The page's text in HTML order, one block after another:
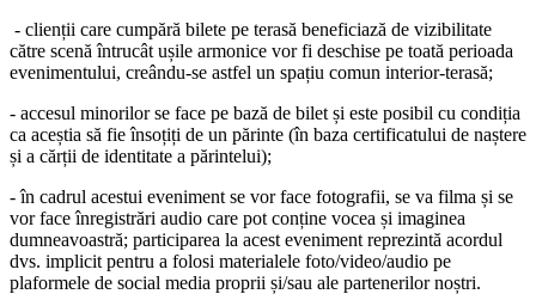
- clienții care cumpără bilete pe terasă beneficiază de vizibilitate
către scenă întrucât ușile armonice vor fi deschise pe toată perioada
evenimentului, creându-se astfel un spațiu comun interior-terasă;
- accesul minorilor se face pe bază de bilet și este posibil cu condiția
ca aceștia să fie însoțiți de un părinte (în baza certificatului de naștere
și a cărții de identitate a părintelui);
- în cadrul acestui eveniment se vor face fotografii, se va filma și se
vor face înregistrări audio care pot conține vocea și imaginea
dumneavoastră; participarea la acest eveniment reprezintă acordul
dvs. implicit pentru a folosi materialele foto/video/audio pe
plaformele de social media proprii și/sau ale partenerilor noștri.